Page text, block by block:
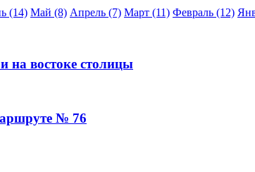
(14) Май (8) Апрель (7) Март (11) Февраль (12)
на востоке столицы
№ 76